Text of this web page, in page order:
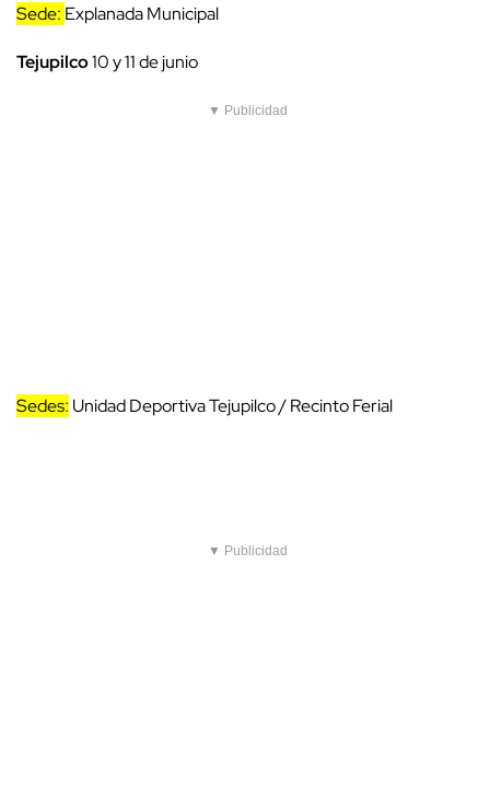
Sede: Explanada Municipal
Tejupilco10 y 11 de junio
▼ Publicidad
Sedes: Unidad Deportiva Tejupilco / Recinto Ferial
▼ Publicidad